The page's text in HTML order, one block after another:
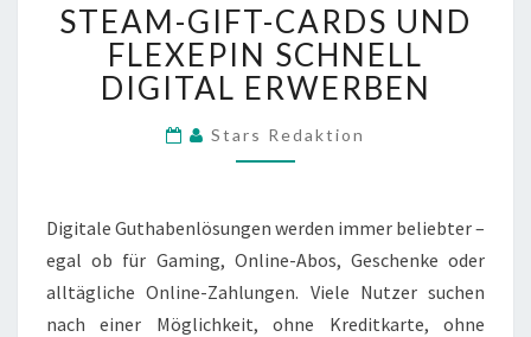
GIFT-
CARDS
UND
FLEXEPIN
DIGITAL
STEAM-GIFT-CARDS UND
FLEXEPIN SCHNELL
DIGITAL ERWERBEN
Stars Redaktion
Digitale Guthabenlösungen werden immer beliebter –
egal ob für Gaming, Online-Abos, Geschenke oder
alltägliche Online-Zahlungen. Viele Nutzer suchen
nach einer Möglichkeit, ohne Kreditkarte, ohne